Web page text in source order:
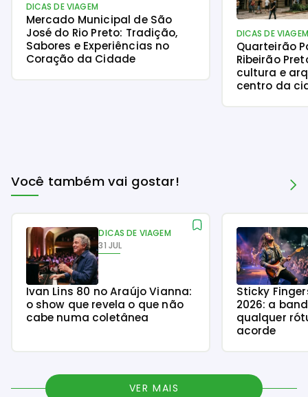
DICAS DE VIAGEM
Mercado Municipal de São
José do Rio Preto: Tradição,
Sabores e Experiências no
Coração da Cidade
DICAS DE VIAGEM
Quarteirão
Ribeirão
cultura e
centro da
Você também vai gostar!
DICAS DE VIAGEM
31 JUL
Ivan Lins 80 no Araújo Vianna:
o show que revela o que não
cabe numa coletânea
Sticky
2026: a
qualquer
acorde
VER MAIS